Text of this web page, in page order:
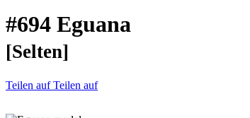
#694 Eguana
[Selten]
Teilen aufTeilen auf